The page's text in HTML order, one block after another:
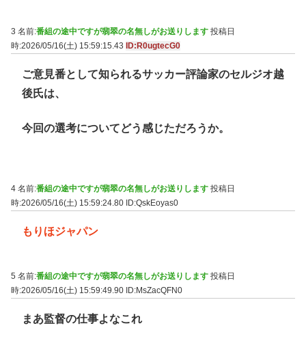
3 名前:番組の途中ですが翡翠の名無しがお送りします 投稿日
時:2026/05/16(土) 15:59:15.43
ID:R0ugtecG0
ご意見番として知られるサッカー評論家のセルジオ越
後氏は、
今回の選考についてどう感じただろうか。
4 名前:番組の途中ですが翡翠の名無しがお送りします 投稿日
時:2026/05/16(土) 15:59:24.80 ID:QskEoyas0
もりほジャパン
5 名前:番組の途中ですが翡翠の名無しがお送りします 投稿日
時:2026/05/16(土) 15:59:49.90 ID:MsZacQFN0
まあ監督の仕事よなこれ